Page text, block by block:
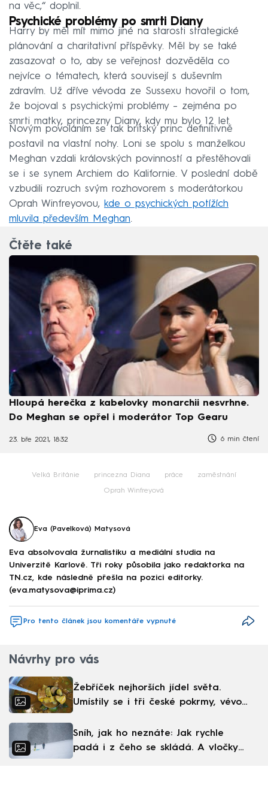
na věc,“ doplnil.
Psychické problémy po smrti Diany
Harry by měl mít mimo jiné na starosti strategické
plánování a charitativní příspěvky. Měl by se také
zasazovat o to, aby se veřejnost dozvěděla co
nejvíce o tématech, která souvisejí s duševním
zdravím. Už dříve vévoda ze Sussexu hovořil o tom,
že bojoval s psychickými problémy – zejména po
smrti matky, princezny Diany, kdy mu bylo 12 let.
Novým povoláním se tak britský princ definitivně
postavil na vlastní nohy. Loni se spolu s manželkou
Meghan vzdali královských povinností a přestěhovali
se i se synem Archiem do Kalifornie. V poslední době
vzbudili rozruch svým rozhovorem s moderátorkou
Oprah Winfreyovou, kde o psychických potížích
mluvila především Meghan.
Čtěte také
Hloupá herečka z kabelovky monarchii nesvrhne.
Do Meghan se opřel i moderátor Top Gearu
23. bře 2021, 18:32 6 min čtení
Velká Británie princezna Diana práce zaměstnání
Oprah Winfreyová
Eva (Pavelková) Matysová
Eva absolvovala žurnalistiku a mediální studia na
Univerzitě Karlově. Tři roky působila jako redaktorka na
TN.cz, kde následně přešla na pozici editorky.
(eva.matysova@iprima.cz)
Pro tento článek jsou komentáře vypnuté
Návrhy pro vás
Žebříček nejhorších jídel světa.
Umístily se i tři české pokrmy, vévodí
Sníh, jak ho neznáte: Jak rychle
padá i z čeho se skládá. A vločky